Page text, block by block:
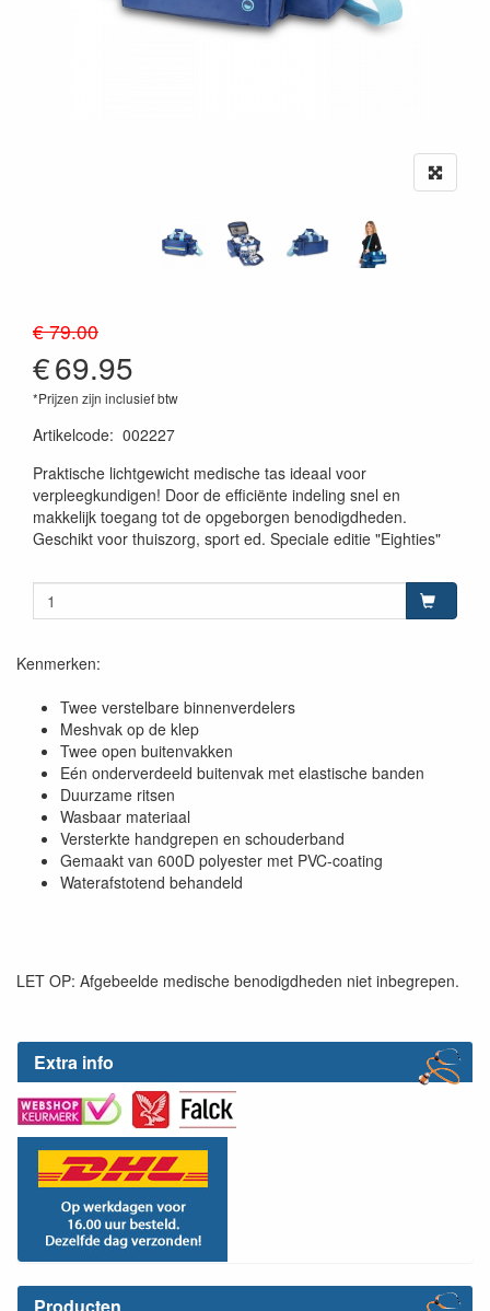
Extra info
€ 79.00
€69.95
*Prijzen zijn inclusief btw
Artikelcode: 002227
Praktische lichtgewicht medische tas ideaal voor
verpleegkundigen! Door de efficiënte indeling snel en
makkelijk toegang tot de opgeborgen benodigdheden.
Geschikt voor thuiszorg, sport ed. Speciale editie "Eighties"
Kenmerken:
Twee verstelbare binnenverdelers
Meshvak op de klep
Twee open buitenvakken
Eén onderverdeeld buitenvak met elastische banden
Duurzame ritsen
Wasbaar materiaal
Versterkte handgrepen en schouderband
Gemaakt van 600D polyester met PVC-coating
Waterafstotend behandeld
LET OP: Afgebeelde medische benodigdheden niet inbegrepen.